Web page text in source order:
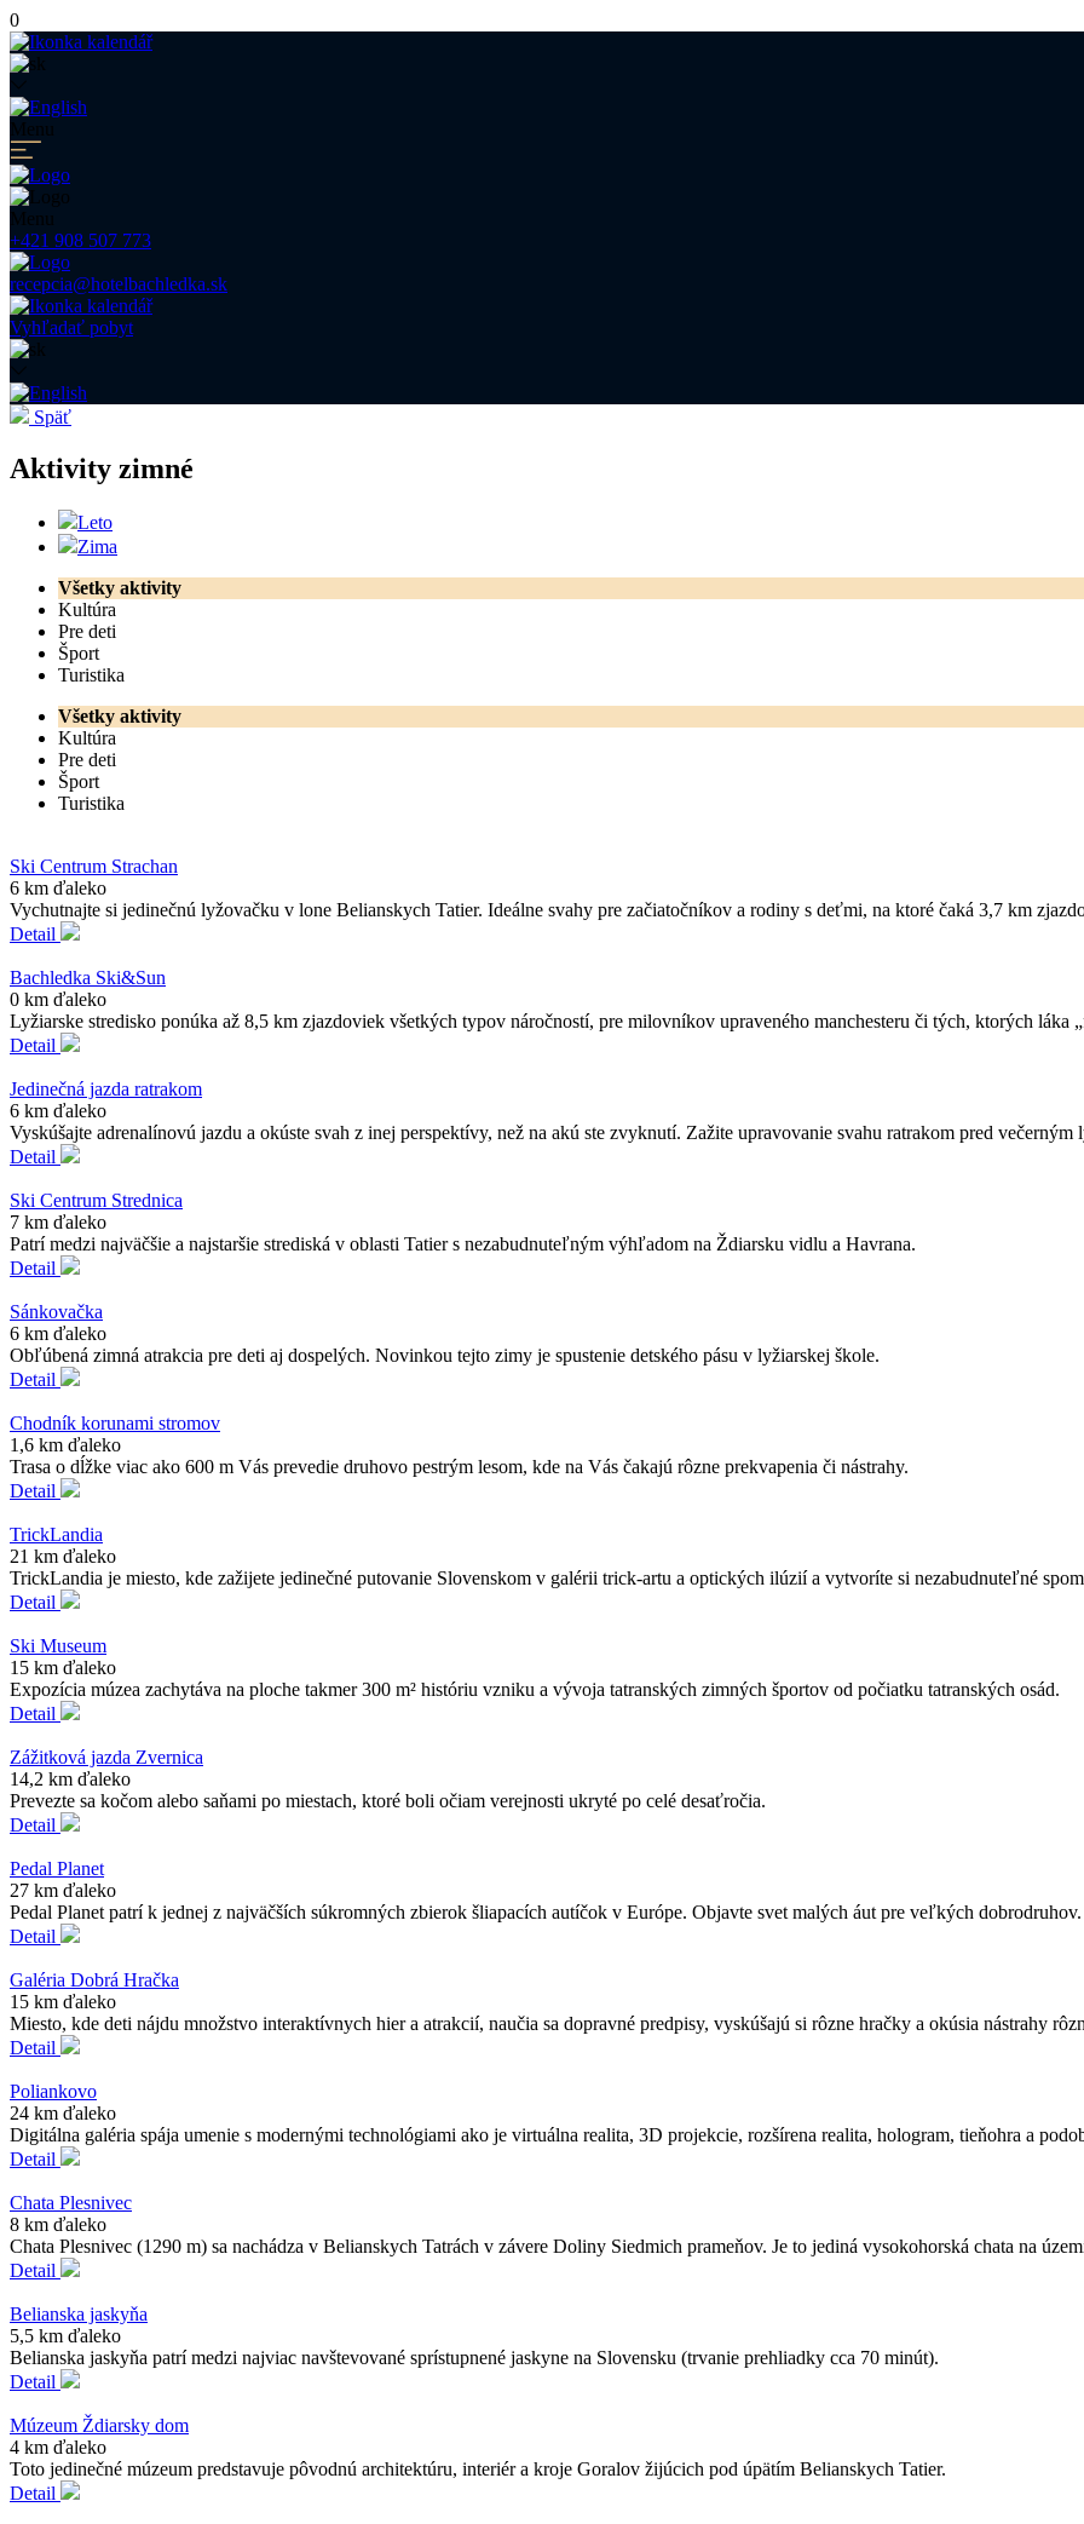
0
Menu
Menu
+421 908 507 773
recepcia@hotelbachledka.sk
Vyhľadať pobyt
Späť
Aktivity zimné
Leto
Zima
Všetky aktivity
Kultúra
Pre deti
Šport
Turistika
Všetky aktivity
Kultúra
Pre deti
Šport
Turistika
Ski Centrum Strachan
6 km ďaleko
Vychutnajte si jedinečnú lyžovačku v lone Belianskych Tatier. Ideálne svahy pre začiatočníkov a rodiny s deťmi, na ktoré čaká 3,7 km
Detail
Bachledka Ski&Sun
0 km ďaleko
Lyžiarske stredisko ponúka až 8,5 km zjazdoviek všetkých typov náročností, pre milovníkov upraveného manchesteru či tých, ktorých láka
Detail
Jedinečná jazda ratrakom
6 km ďaleko
Vyskúšajte adrenalínovú jazdu a okúste svah z inej perspektívy, než na akú ste zvyknutí. Zažite upravovanie svahu ratrakom pred večerným
Detail
Ski Centrum Strednica
7 km ďaleko
Patrí medzi najväčšie a najstaršie strediská v oblasti Tatier s nezabudnuteľným výhľadom na Ždiarsku vidlu a Havrana.
Detail
Sánkovačka
6 km ďaleko
Obľúbená zimná atrakcia pre deti aj dospelých. Novinkou tejto zimy je spustenie detského pásu v lyžiarskej škole.
Detail
Chodník korunami stromov
1,6 km ďaleko
Trasa o dĺžke viac ako 600 m Vás prevedie druhovo pestrým lesom, kde na Vás čakajú rôzne prekvapenia či nástrahy.
Detail
TrickLandia
21 km ďaleko
TrickLandia je miesto, kde zažijete jedinečné putovanie Slovenskom v galérii trick-artu a optických ilúzií a vytvoríte si nezabudnuteľné
Detail
Ski Museum
15 km ďaleko
Expozícia múzea zachytáva na ploche takmer 300 m² históriu vzniku a vývoja tatranských zimných športov od počiatku tatranských osád.
Detail
Zážitková jazda Zvernica
14,2 km ďaleko
Prevezte sa kočom alebo saňami po miestach, ktoré boli očiam verejnosti ukryté po celé desaťročia.
Detail
Pedal Planet
27 km ďaleko
Pedal Planet patrí k jednej z najväčších súkromných zbierok šliapacích autíčok v Európe. Objavte svet malých áut pre veľkých dobrodruhov.
Detail
Galéria Dobrá Hračka
15 km ďaleko
Miesto, kde deti nájdu množstvo interaktívnych hier a atrakcií, naučia sa dopravné predpisy, vyskúšajú si rôzne hračky a okúsia nástrahy
Detail
Poliankovo
24 km ďaleko
Digitálna galéria spája umenie s modernými technológiami ako je virtuálna realita, 3D projekcie, rozšírena realita, hologram, tieňohra a
Detail
Chata Plesnivec
8 km ďaleko
Chata Plesnivec (1290 m) sa nachádza v Belianskych Tatrách v závere Doliny Siedmich prameňov. Je to jediná vysokohorská chata na
Detail
Belianska jaskyňa
5,5 km ďaleko
Belianska jaskyňa patrí medzi najviac navštevované sprístupnené jaskyne na Slovensku (trvanie prehliadky cca 70 minút).
Detail
Múzeum Ždiarsky dom
4 km ďaleko
Toto jedinečné múzeum predstavuje pôvodnú architektúru, interiér a kroje Goralov žijúcich pod úpätím Belianskych Tatier.
Detail